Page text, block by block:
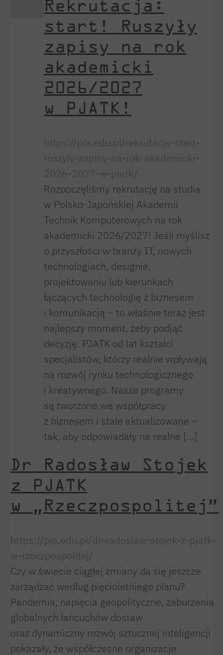
Rekrutacja:
start! Ruszyły
zapisy na rok
akademicki
2026/2027
w PJATK!
https://pja.edu.pl/rekrutacja-start-
ruszyly-zapisy-na-rok-akademicki-
2026-2027-w-pjatk/
Rozpoczęliśmy rekrutację na studia
w Polsko-Japońskiej Akademii
Technik Komputerowych na rok
akademicki 2026/2027! Jeśli myślisz
o przyszłości w branży IT, nowych
technologiach, designie,
projektowaniu lub kierunkach
łączących technologię z biznesem
i komunikacją – to właśnie teraz jest
najlepszy moment, żeby podjąć
decyzję. PJATK od lat kształci
specjalistów, którzy realnie wpływają
na rozwój rynku technologicznego
i kreatywnego. Nasze programy
są tworzone we współpracy
z biznesem i stale aktualizowane –
tak, aby odpowiadały na realne […]
Dr Radosław Stojek
z PJATK
w „Rzeczpospolitej”
https://pja.edu.pl/dr-radoslaw-stojek-z-pjatk-
w-rzeczpospolitej/
Czy w świecie ciągłej zmiany da się jeszcze
zarządzać według pięcioletniego planu?
Pandemia, napięcia geopolityczne, zaburzenia
globalnych łańcuchów dostaw
oraz dynamiczny rozwój sztucznej inteligencji
pokazały, że współczesne organizacje